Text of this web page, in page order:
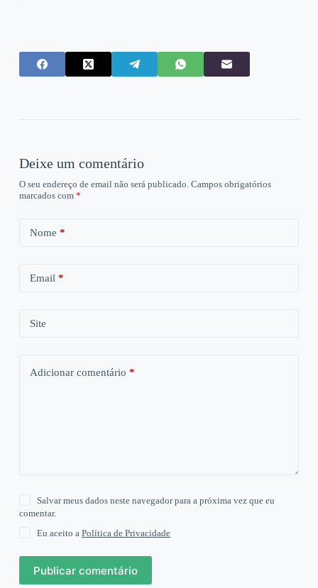
Deixe um comentário
O seu endereço de email não será publicado. Campos obrigatórios
marcados com *
Nome *
Email *
Site
Adicionar comentário *
Salvar meus dados neste navegador para a próxima vez que eu
comentar.
Eu aceito aPolítica de Privacidade
Publicar comentário